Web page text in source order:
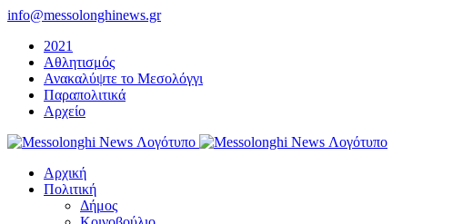
Μετάβαση
περιεχόμενο
info@messolonghinews.gr
2021
Αθλητισμός
Ανακαλύψτε το Μεσολόγγι
Παραπολιτικά
Αρχείο
Αρχική
Πολιτική
Δήμος